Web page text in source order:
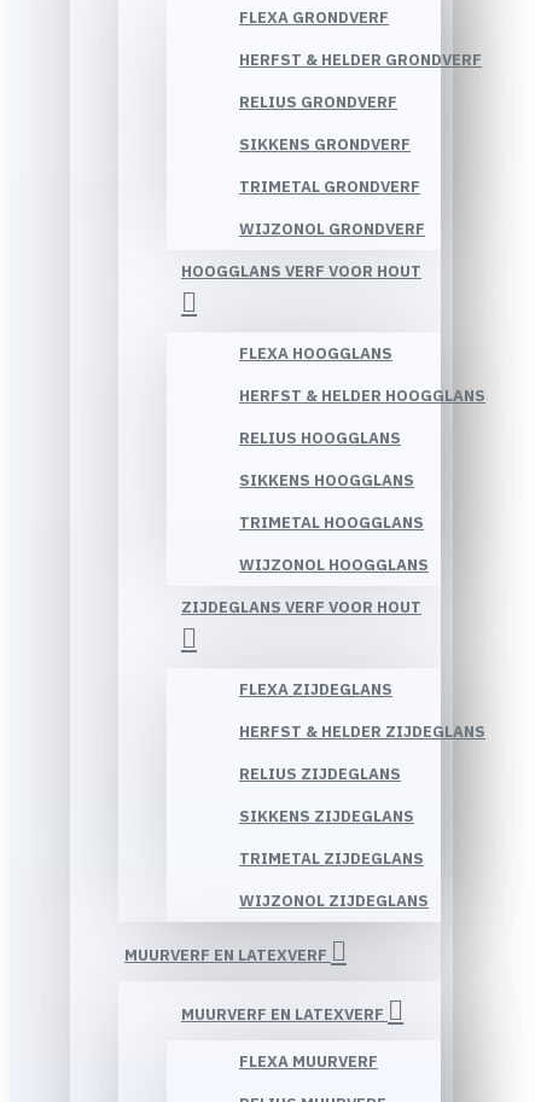
FLEXA GRONDVERF
HERFST & HELDER GRONDVERF
RELIUS GRONDVERF
SIKKENS GRONDVERF
TRIMETAL GRONDVERF
WIJZONOL GRONDVERF
HOOGGLANS VERF VOOR HOUT
FLEXA HOOGGLANS
HERFST & HELDER HOOGGLANS
RELIUS HOOGGLANS
SIKKENS HOOGGLANS
TRIMETAL HOOGGLANS
WIJZONOL HOOGGLANS
ZIJDEGLANS VERF VOOR HOUT
FLEXA ZIJDEGLANS
HERFST & HELDER ZIJDEGLANS
RELIUS ZIJDEGLANS
SIKKENS ZIJDEGLANS
TRIMETAL ZIJDEGLANS
WIJZONOL ZIJDEGLANS
MUURVERF EN LATEXVERF
MUURVERF EN LATEXVERF
FLEXA MUURVERF